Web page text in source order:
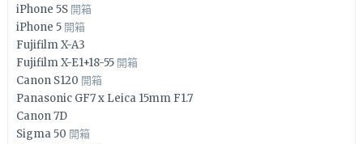
iPhone 5S 開箱
iPhone 5 開箱
Fujifilm X-A3
Fujifilm X-E1+18-55 開箱
Canon S120 開箱
Panasonic GF7 x Leica 15mm F1.7
Canon 7D
Sigma 50 開箱